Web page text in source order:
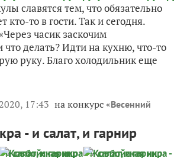
славятся тем, что обязательно
кто-то в гости. Так и сегодня.
часик заскочим
что делать? Идти на кухню, что-то
руку. Благо холодильник еще
17:43 на конкурс «Весенний
- и салат, и гарнир